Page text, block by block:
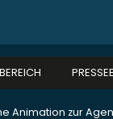
Animation zur